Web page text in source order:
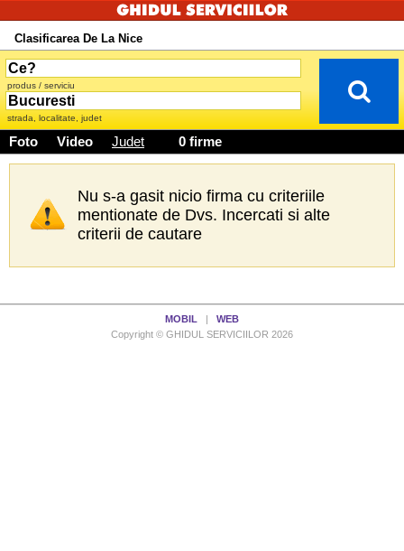
Clasificarea De La Nice
produs / serviciu
strada, localitate, judet
Foto Video Judet 0 firme
Nu s-a gasit nicio firma cu criteriile
mentionate de Dvs. Incercati si alte
criterii de cautare
MOBIL
WEB
Copyright © GHIDUL SERVICIILOR 2026